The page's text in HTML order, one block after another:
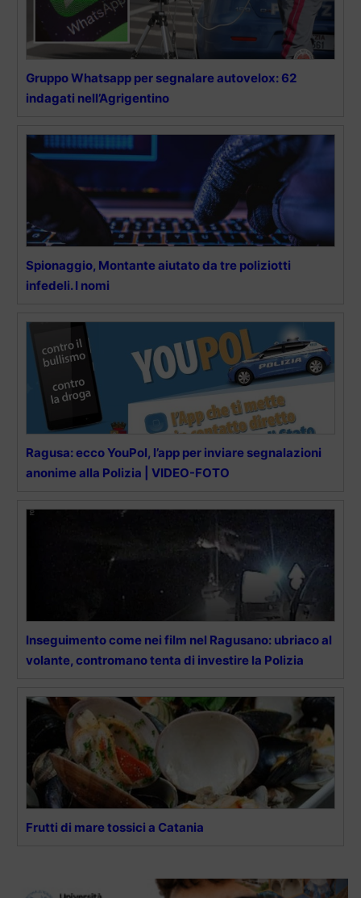
Gruppo Whatsapp per segnalare autovelox: 62
indagati nell’Agrigentino
Spionaggio, Montante aiutato da tre poliziotti
infedeli. I nomi
Ragusa: ecco YouPol, l’app per inviare segnalazioni
anonime alla Polizia | VIDEO-FOTO
Inseguimento come nei film nel Ragusano: ubriaco al
volante, contromano tenta di investire la Polizia
Frutti di mare tossici a Catania